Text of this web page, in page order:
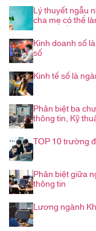
Lý thuyết ngẫu
cha mẹ có thể
trình nghề nghiệp
Kinh doanh số
số
Kinh tế số là
Phân biệt ba
thông tin, Kỹ
TOP 10 trường
Phân biệt giữa
thông tin
Lương ngành